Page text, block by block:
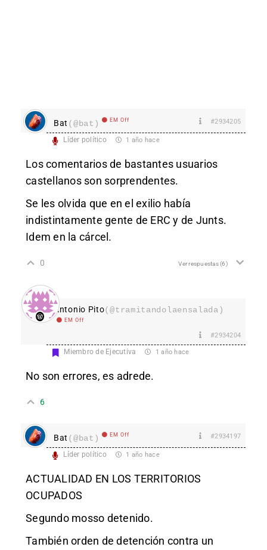
Bat (@bat) EM Off #2934205
Líder político 1 año hace
Los comentarios de bastantes usuarios
castellanos son sorprendentes.
Se les olvida que en el exilio había
indistintamente gente de ERC y de Junts.
Idem en la cárcel.
0 Ver respuestas(6)
Antonio Pito(@tramitandolaensalada)
EM Off
#2934204
Miembro de Ejecutiva 1 año hace
No son errores, es adrede.
6
Bat (@bat) EM Off #2934197
Líder político 1 año hace
ACTUALIDAD EN LOS TERRITORIOS
OCUPADOS
Segundo mosso detenido.
También orden de detención contra un